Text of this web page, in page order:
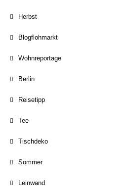
Herbst
Blogflohmarkt
Wohnreportage
Berlin
Reisetipp
Tee
Tischdeko
Sommer
Leinwand